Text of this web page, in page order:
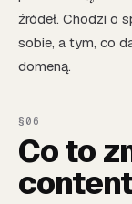
źródeł. Chodzi o
sobie, a tym, co
domeną.
Co to